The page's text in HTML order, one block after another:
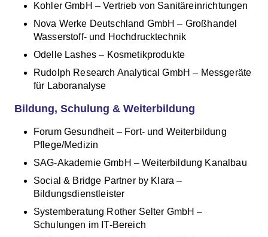
Kohler GmbH – Vertrieb von Sanitäreinrichtungen
Nova Werke Deutschland GmbH – Großhandel
Wasserstoff- und Hochdrucktechnik
Odelle Lashes – Kosmetikprodukte
Rudolph Research Analytical GmbH – Messgeräte
für Laboranalyse
Bildung, Schulung & Weiterbildung
Forum Gesundheit – Fort- und Weiterbildung
Pflege/Medizin
SAG-Akademie GmbH – Weiterbildung Kanalbau
Social & Bridge Partner by Klara –
Bildungsdienstleister
Systemberatung Rother Selter GmbH –
Schulungen im IT-Bereich